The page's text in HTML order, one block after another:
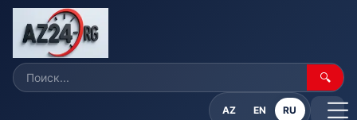
🔍
AZ EN RU